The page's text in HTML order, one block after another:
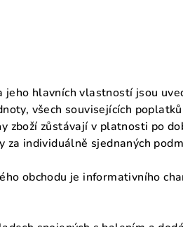
jeho hlavních vlastností jsou
všech souvisejících
zboží zůstávají v platnosti po
individuálně sjednaných
obchodu je informativního